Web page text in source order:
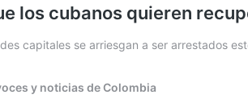
los cubanos quieren
capitales se arriesgan a ser arrestados
y noticias de Colombia